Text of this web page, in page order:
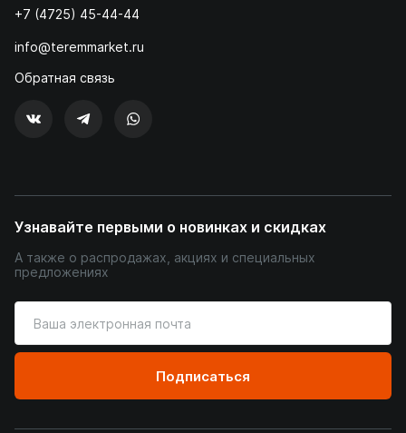
+7 (4725) 45-44-44
info@teremmarket.ru
Обратная связь
Узнавайте первыми о новинках и скидках
А также о распродажах, акциях и специальных
предложениях
ваш
адрес
почты
Подписаться